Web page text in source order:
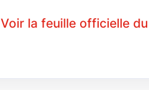
Voir la feuille officielle